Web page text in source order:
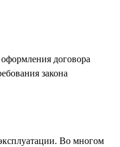
договора
закона
Во многом